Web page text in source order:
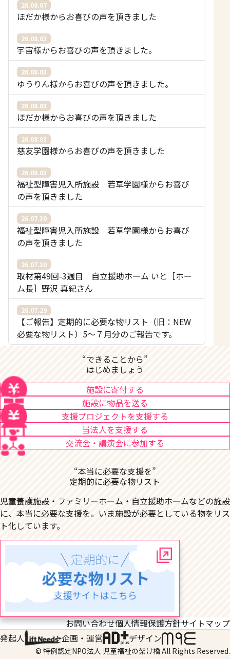
26.08.07
ほだか様からお喜びの声を頂きました
26.08.03
宇宙様からお喜びの声を頂きました。
26.08.03
ゆうりん様からお喜びの声を頂きました。
26.08.03
ほだか様からお喜びの声を頂きました
26.08.03
慈友学園様からお喜びの声を頂きました
26.08.03
福祉型障害児入所施設 若草学園様からお喜び
の声を頂きました
26.07.30
福祉型障害児入所施設 若草学園様からお喜び
の声を頂きました
26.07.30
取材第49回-3週目 自立援助ホーム いと［ホー
ム長］野沢 真紀さん
26.07.29
【ご報告】定期的に必要な物リスト（旧：NEW
必要な物リスト）5〜７月分のご報告です。
“できることから”
はじめましょう
施設に寄付する
施設に物品を送る
支援プロジェクトを支援する
当法人を支援する
交流会・講演会に参加する
“本当に必要な支援を”
定期的に必要な物リスト
児童養護施設・ファミリーホーム・自立援助ホームなどの施設
に、本当に必要な支援を。いま施設が必要としている物をリス
ト化しています。
お問い合わせ個人情報保護方針サイトマップ
発起人
企画・運営 デザイン
© 特例認定NPO法人 児童福祉の架け橋 All Rights Reserved.